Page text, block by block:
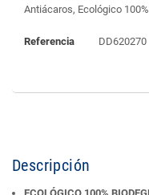
Antiácaros, Ecológico
Referencia DD620270
Descripción